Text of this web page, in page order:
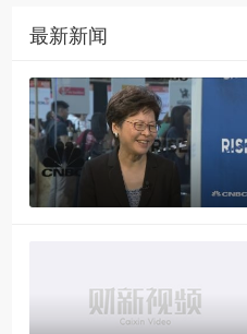
最新新闻